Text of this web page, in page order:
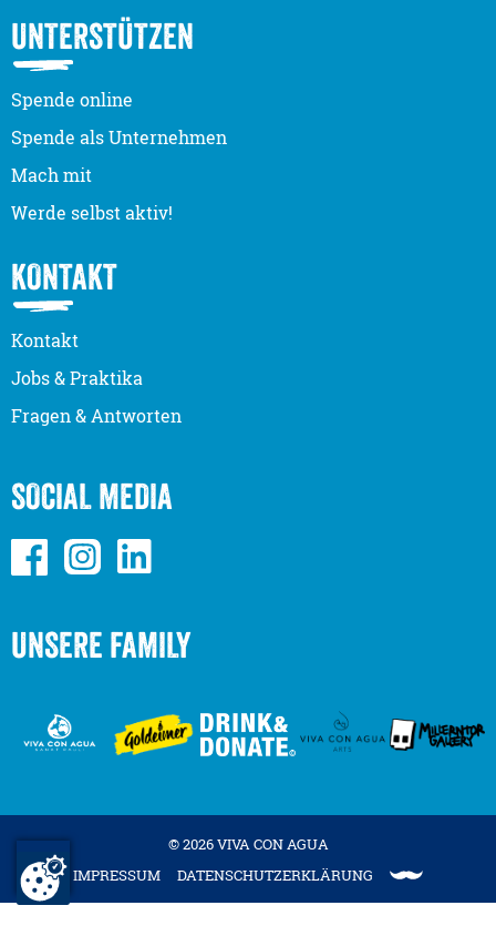
UNTERSTÜTZEN
Spende online
Spende als Unternehmen
Mach mit
Werde selbst aktiv!
KONTAKT
Kontakt
Jobs & Praktika
Fragen & Antworten
SOCIAL MEDIA
UNSERE FAMILY
© 2026 VIVA CON AGUA
IMPRESSUM
DATENSCHUTZERKLÄRUNG